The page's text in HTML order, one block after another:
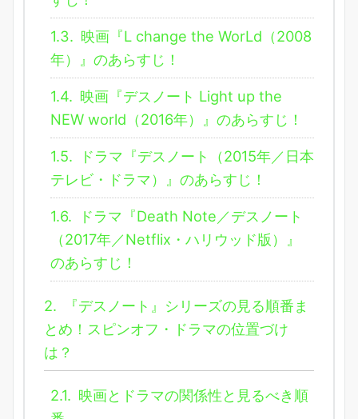
1.3. 映画『L change the WorLd（2008
年）』のあらすじ！
1.4. 映画『デスノート Light up the
NEW world（2016年）』のあらすじ！
1.5.
ドラマ『デスノート（2015年／日本
テレビ・ドラマ）』のあらすじ！
1.6.
ドラマ『Death Note／デスノート
（2017年／Netflix・ハリウッド版）』
のあらすじ！
2.
『デスノート』シリーズの見る順番ま
とめ！スピンオフ・ドラマの位置づけ
は？
2.1. 映画とドラマの関係性と見るべき順